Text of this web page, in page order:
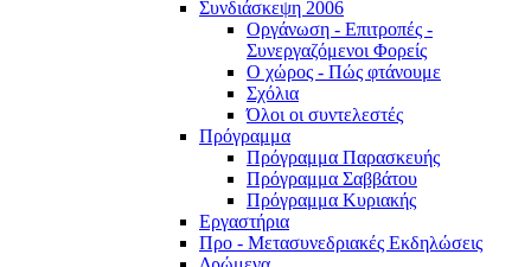
Συνδιάσκεψη 2006
Οργάνωση - Επιτροπές -
Συνεργαζόμενοι Φορείς
Ο χώρος - Πώς φτάνουμε
Σχόλια
Όλοι οι συντελεστές
Πρόγραμμα
Πρόγραμμα Παρασκευής
Πρόγραμμα Σαββάτου
Πρόγραμμα Κυριακής
Εργαστήρια
Προ - Μετασυνεδριακές Εκδηλώσεις